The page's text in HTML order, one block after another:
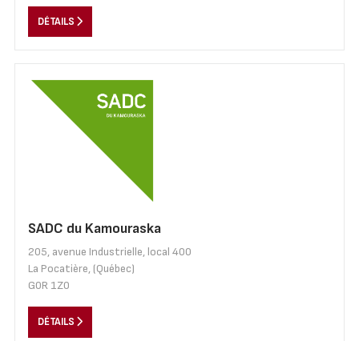
DÉTAILS
SADC du Kamouraska
205, avenue Industrielle, local 400
La Pocatière, (Québec)
G0R 1Z0
DÉTAILS